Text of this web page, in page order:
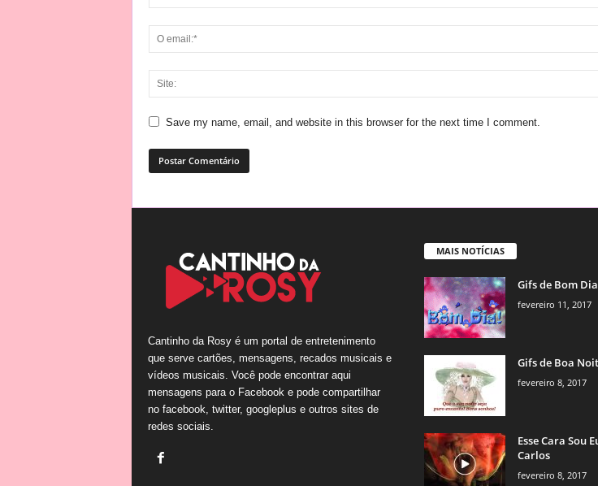
Save my name, email, and website in this browser for the next time I comment.
Cantinho da Rosy é um portal de entretenimento
que serve cartões, mensagens, recados musicais e
vídeos musicais. Você pode encontrar aqui
mensagens para o Facebook e pode compartilhar
no facebook, twitter, googleplus e outros sites de
redes sociais.
MAIS NOTÍCIAS
Gifs de Bom Dia
fevereiro 11, 2017
Gifs de Boa
fevereiro 8, 2017
Esse Cara Sou
Carlos
fevereiro 8, 2017